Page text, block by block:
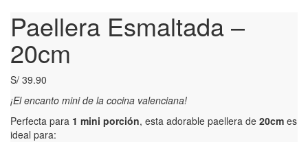
Paellera Esmaltada –
20cm
S/ 39.90
¡El encanto mini de la cocina valenciana!
Perfecta para 1 mini porción, esta adorable paellera de 20cm es
ideal para: